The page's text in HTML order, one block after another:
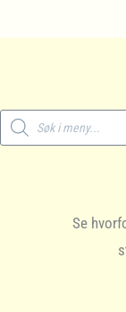
Products
search
Se